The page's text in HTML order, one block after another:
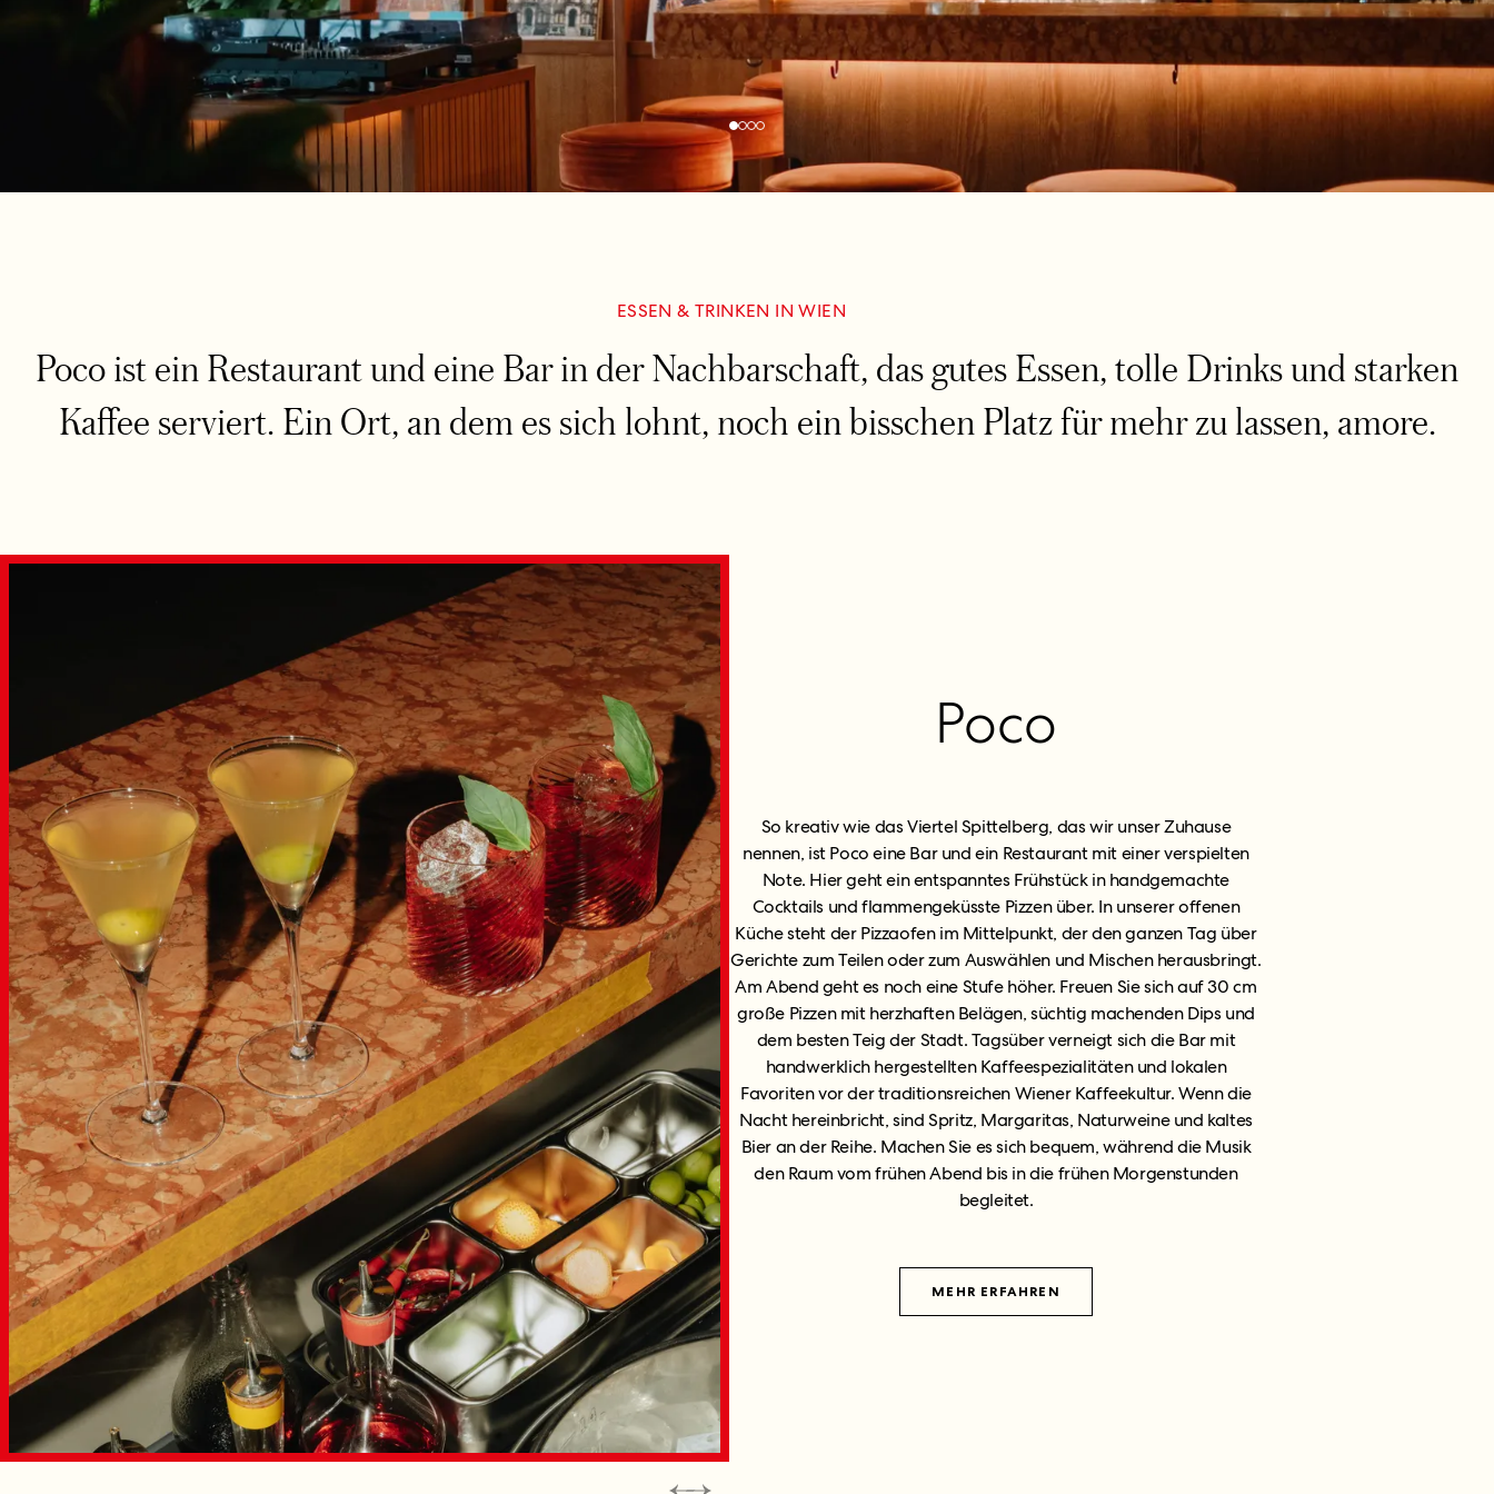
ESSEN & TRINKEN IN WIEN
Poco ist ein Restaurant und eine Bar in der Nachbarschaft, das gutes Essen, tolle Drinks und starken
Kaffee serviert. Ein Ort, an dem es sich lohnt, noch ein bisschen Platz für mehr zu lassen, amore.
Poco
So kreativ wie das Viertel Spittelberg, das wir unser Zuhause
nennen, ist Poco eine Bar und ein Restaurant mit einer verspielten
Note. Hier geht ein entspanntes Frühstück in handgemachte
Cocktails und flammengeküsste Pizzen über. In unserer offenen
Küche steht der Pizzaofen im Mittelpunkt, der den ganzen Tag über
Gerichte zum Teilen oder zum Auswählen und Mischen herausbringt.
Am Abend geht es noch eine Stufe höher. Freuen Sie sich auf 30 cm
große Pizzen mit herzhaften Belägen, süchtig machenden Dips und
dem besten Teig der Stadt. Tagsüber verneigt sich die Bar mit
handwerklich hergestellten Kaffeespezialitäten und lokalen
Favoriten vor der traditionsreichen Wiener Kaffeekultur. Wenn die
Nacht hereinbricht, sind Spritz, Margaritas, Naturweine und kaltes
Bier an der Reihe. Machen Sie es sich bequem, während die Musik
den Raum vom frühen Abend bis in die frühen Morgenstunden
begleitet.
MEHR ERFAHREN